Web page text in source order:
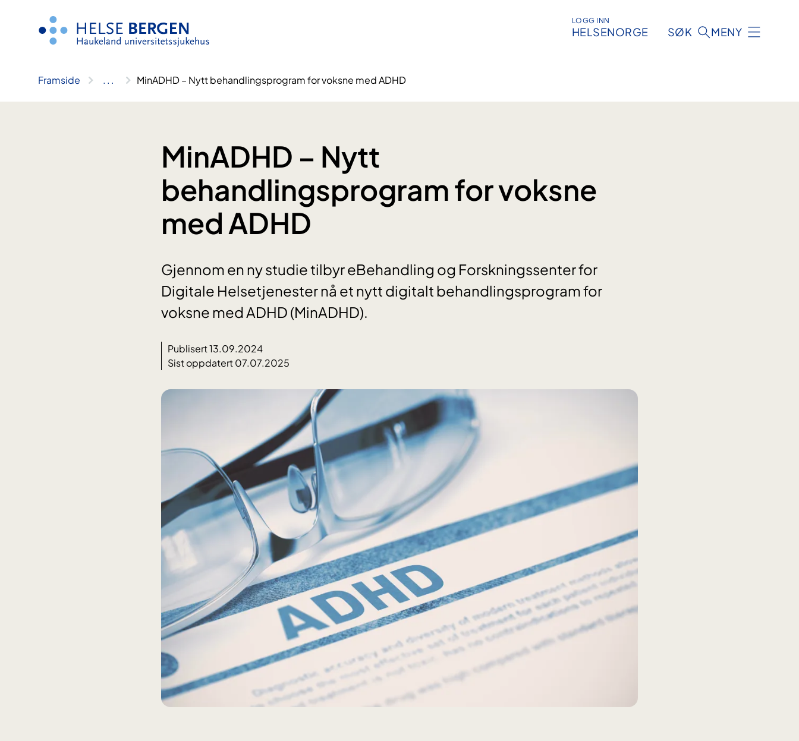
LOGG INN
HELSENORGE SØK MENY
Framside .. . MinADHD – Nytt behandlingsprogram for voksne med ADHD
MinADHD – Nytt
behandlingsprogram for voksne
med ADHD
Gjennom en ny studie tilbyr eBehandling og Forskningssenter for
Digitale Helsetjenester nå et nytt digitalt behandlingsprogram for
voksne med ADHD (MinADHD).
Publisert 13.09.2024
Sist oppdatert 07.07.2025